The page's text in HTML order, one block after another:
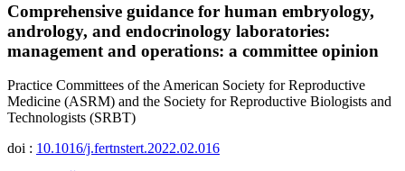
Comprehensive guidance for human embryology,
andrology, and endocrinology laboratories:
management and operations: a committee opinion
Practice Committees of the American Society for Reproductive
Medicine (ASRM) and the Society for Reproductive Biologists and
Technologists (SRBT)
doi : 10.1016/j.fertnstert.2022.02.016